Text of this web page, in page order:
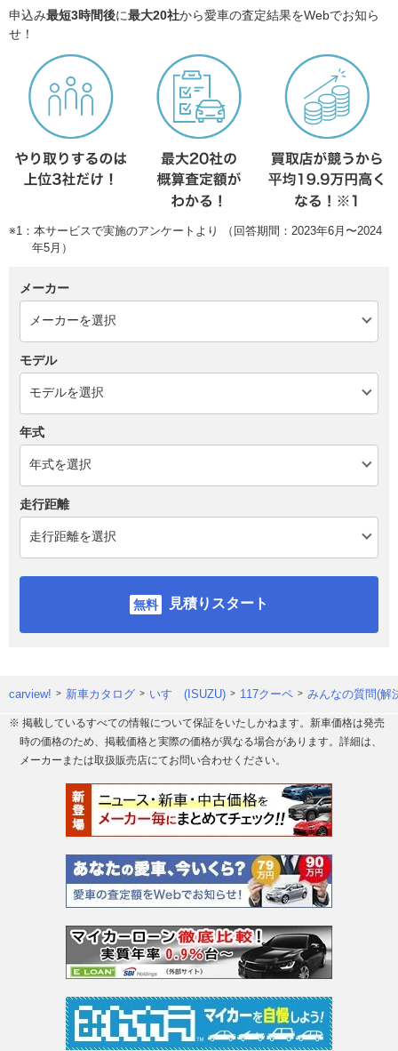
申込み最短3時間後に最大20社から愛車の査定結果をWebでお知ら
せ！
※1：本サービスで実施のアンケートより （回答期間：2023年6月〜2024
年5月）
メーカー
モデル
年式
走行距離
見積りスタート
carview! 新車カタログ いすゞ(ISUZU) 117クーペ みんなの質問(解
※ 掲載しているすべての情報について保証をいたしかねます。新車価格は発売
時の価格のため、掲載価格と実際の価格が異なる場合があります。詳細は、
メーカーまたは取扱販売店にてお問い合わせください。